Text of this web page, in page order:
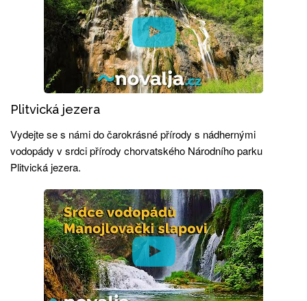
Plitvická jezera
Vydejte se s námi do čarokrásné přírody s nádhernými
vodopády v srdci přírody chorvatského Národního parku
Plitvická jezera.